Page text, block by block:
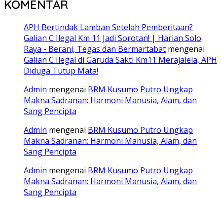
KOMENTAR
APH Bertindak Lamban Setelah Pemberitaan?
Galian C Ilegal Km 11 Jadi Sorotan! | Harian Solo
Raya - Berani, Tegas dan Bermartabat mengenai
Galian C Ilegal di Garuda Sakti Km11 Merajalela, APH
Diduga Tutup Mata!
Admin mengenai BRM Kusumo Putro Ungkap
Makna Sadranan: Harmoni Manusia, Alam, dan
Sang Pencipta
Admin mengenai BRM Kusumo Putro Ungkap
Makna Sadranan: Harmoni Manusia, Alam, dan
Sang Pencipta
Admin mengenai BRM Kusumo Putro Ungkap
Makna Sadranan: Harmoni Manusia, Alam, dan
Sang Pencipta